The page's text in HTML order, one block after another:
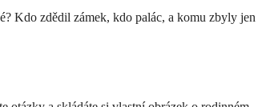
Kdo zdědil zámek, kdo palác, a komu zbyly jen